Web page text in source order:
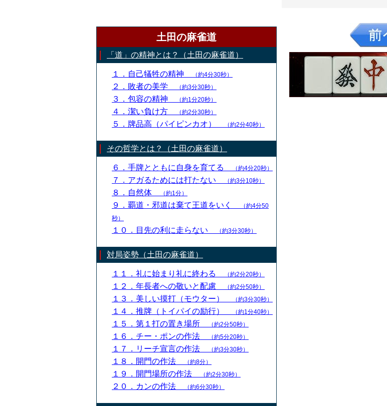
土田の麻雀道
「道」の精神とは？（土田の麻雀道）
１．自己犠牲の精神 （約4分30秒）
２．敗者の美学 （約3分30秒）
３．包容の精神 （約1分20秒）
４．潔い負け方 （約2分30秒）
５．牌品高（パイピンカオ） （約2分40秒）
その哲学とは？（土田の麻雀道）
６．手牌とともに自身を育てる （約4分20秒）
７．アガるためには打たない （約3分10秒）
８．自然体 （約1分）
９．覇道・邪道は棄て王道をいく
（約4分50
秒）
１０．目先の利に走らない （約3分30秒）
対局姿勢（土田の麻雀道）
１１．礼に始まり礼に終わる （約2分20秒）
１２．年長者への敬いと配慮 （約2分50秒）
１３．美しい摸打（モウター） （約3分30秒）
１４．推牌（トイパイの励行） （約1分40秒）
１５．第１打の置き場所 （約2分50秒）
１６．チー・ポンの作法 （約5分20秒）
１７．リーチ宣言の作法 （約3分30秒）
１８．開門の作法 （約8分）
１９．開門場所の作法 （約2分30秒）
２０．カンの作法 （約6分30秒）